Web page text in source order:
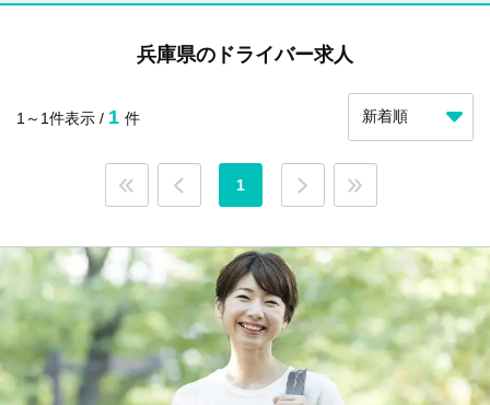
兵庫県のドライバー求人
1～1件表示 / 1 件
1